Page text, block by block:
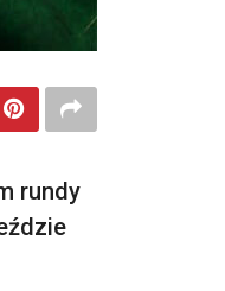
rundy